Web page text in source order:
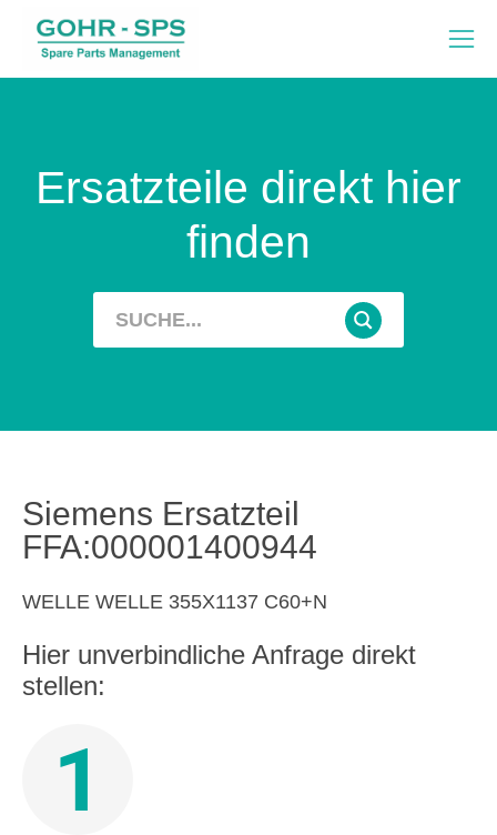
Ersatzteile direkt hier
finden
Siemens Ersatzteil
FFA:000001400944
WELLE WELLE 355X1137 C60+N
Hier unverbindliche Anfrage direkt
stellen:
1